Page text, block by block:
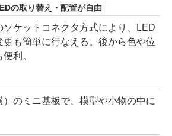
の取り替え・配置が自由
ケットコネクタ方式により、LED
も簡単に行なえる。後から色や位
利。
のミニ基板で、模型や小物の中に